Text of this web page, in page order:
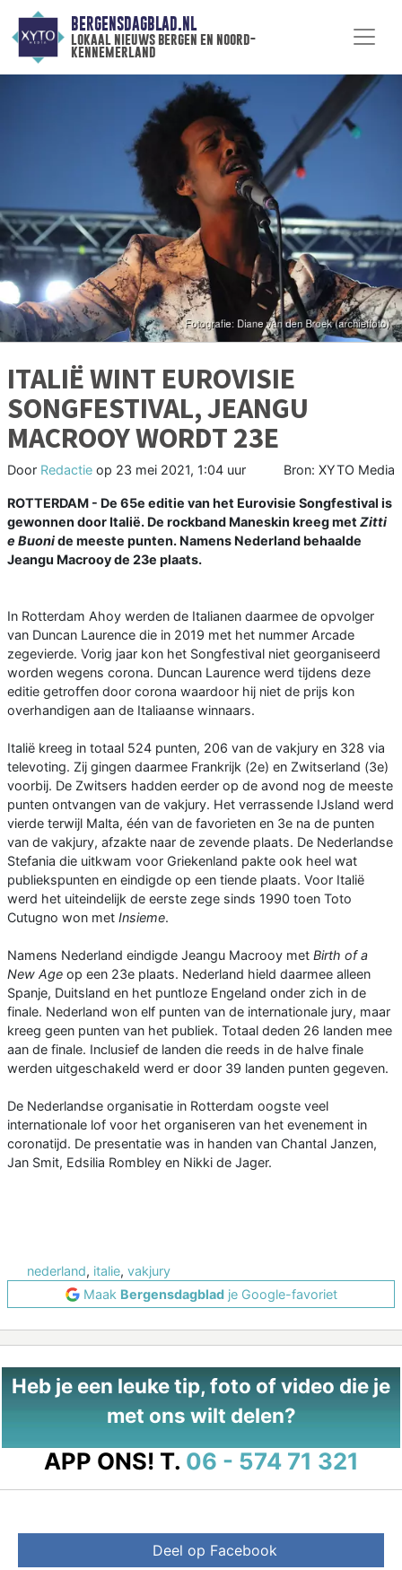
BERGENSDAGBLAD.NL
lokaal nieuws bergen en noord-
kennemerland
ITALIË WINT EUROVISIE
SONGFESTIVAL, JEANGU
MACROOY WORDT 23E
Door Redactie op 23 mei 2021, 1:04 uur Bron: XYTO Media
ROTTERDAM - De 65e editie van het Eurovisie Songfestival is
gewonnen door Italië. De rockband Maneskin kreeg met Zitti
e Buonide meeste punten. Namens Nederland behaalde
Jeangu Macrooy de 23e plaats.
In Rotterdam Ahoy werden de Italianen daarmee de opvolger
van Duncan Laurence die in 2019 met het nummer Arcade
zegevierde. Vorig jaar kon het Songfestival niet georganiseerd
worden wegens corona. Duncan Laurence werd tijdens deze
editie getroffen door corona waardoor hij niet de prijs kon
overhandigen aan de Italiaanse winnaars.
Italië kreeg in totaal 524 punten, 206 van de vakjury en 328 via
televoting. Zij gingen daarmee Frankrijk (2e) en Zwitserland (3e)
voorbij. De Zwitsers hadden eerder op de avond nog de meeste
punten ontvangen van de vakjury. Het verrassende IJsland werd
vierde terwijl Malta, één van de favorieten en 3e na de punten
van de vakjury, afzakte naar de zevende plaats. De Nederlandse
Stefania die uitkwam voor Griekenland pakte ook heel wat
publiekspunten en eindigde op een tiende plaats. Voor Italië
werd het uiteindelijk de eerste zege sinds 1990 toen Toto
Cutugno won met Insieme.
Namens Nederland eindigde Jeangu Macrooy met Birth of a
New Age op een 23e plaats. Nederland hield daarmee alleen
Spanje, Duitsland en het puntloze Engeland onder zich in de
finale. Nederland won elf punten van de internationale jury, maar
kreeg geen punten van het publiek. Totaal deden 26 landen mee
aan de finale. Inclusief de landen die reeds in de halve finale
werden uitgeschakeld werd er door 39 landen punten gegeven.
De Nederlandse organisatie in Rotterdam oogste veel
internationale lof voor het organiseren van het evenement in
coronatijd. De presentatie was in handen van Chantal Janzen,
Jan Smit, Edsilia Rombley en Nikki de Jager.
nederland, italie, vakjury
Maak Bergensdagbladje Google-favoriet
Heb je een leuke tip, foto of video die je
met ons wilt delen?
APP ONS! T. 06 - 574 71 321
Deel op Facebook